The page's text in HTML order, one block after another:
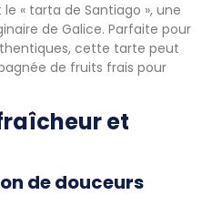
« tarta de Santiago », une
de Galice. Parfaite pour
cette tarte peut
de fruits frais pour
et
de douceurs